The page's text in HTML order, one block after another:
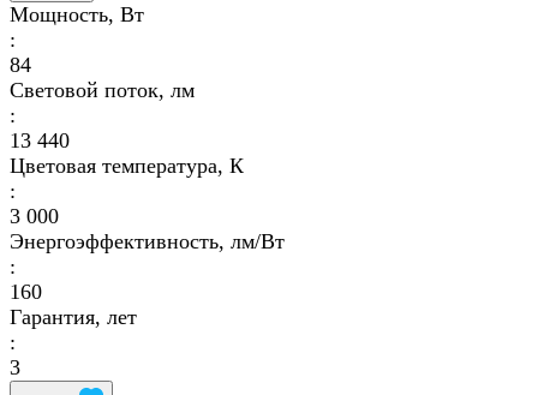
Мощность, Вт
:
84
Световой поток, лм
:
13 440
Цветовая температура, К
:
3 000
Энергоэффективность, лм/Вт
:
160
Гарантия, лет
:
3